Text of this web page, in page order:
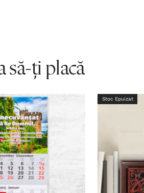
să-ți placă
Stoc Epuizat